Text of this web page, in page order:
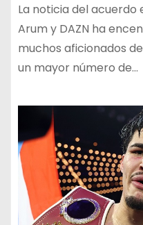
La noticia del acuerdo
Arum y DAZN ha
muchos aficionados
un mayor número de…